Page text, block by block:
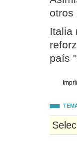
otros
Italia
país